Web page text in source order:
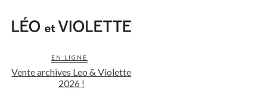
EN LIGNE
Vente archives Leo & Violette
2026 !